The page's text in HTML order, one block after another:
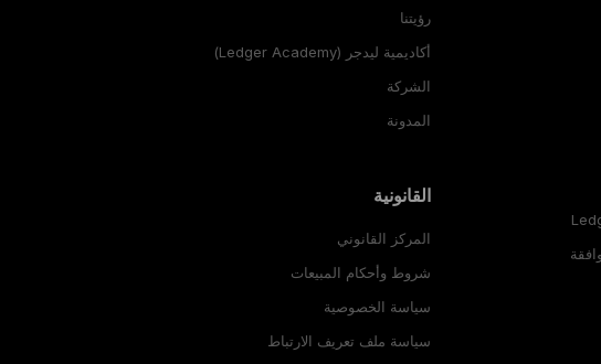
رؤيتنا
أكاديمية ليدجر (Ledger Academy)
الشركة
المدونة
القانونية
المركز القانوني
شروط وأحكام المبيعات
سياسة الخصوصية
سياسة ملف تعريف الارتباط